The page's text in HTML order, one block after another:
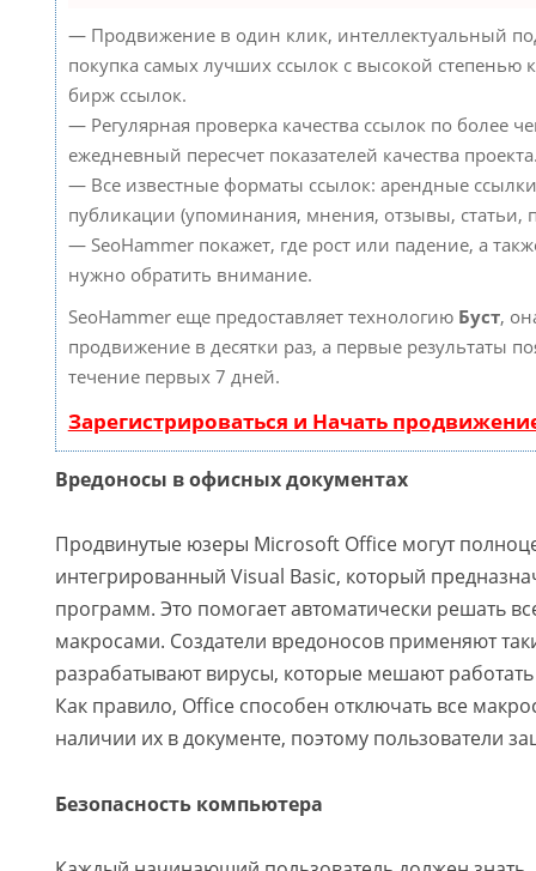
— Продвижение в один клик, интеллектуальный
покупка самых лучших ссылок с высокой степенью
бирж ссылок.
— Регулярная проверка качества ссылок по более
ежедневный пересчет показателей качества
— Все известные форматы ссылок: арендные
публикации (упоминания, мнения, отзывы, статьи,
— SeoHammer покажет, где рост или падение, а
нужно обратить внимание.
SeoHammer еще предоставляет технологию Буст,
продвижение в десятки раз, а первые результаты
течение первых 7 дней.
Зарегистрироваться и Начать
Вредоносы в офисных документах
Продвинутые юзеры Microsoft Office могут
интегрированный Visual Basic, который
программ. Это помогает автоматически решать
макросами. Создатели вредоносов применяют
разрабатывают вирусы, которые мешают
Как правило, Office способен отключать все
наличии их в документе, поэтому пользователи
Безопасность компьютера